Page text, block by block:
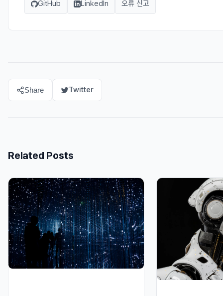
GitHub LinkedIn 오류 신고
Share Twitter
Related Posts